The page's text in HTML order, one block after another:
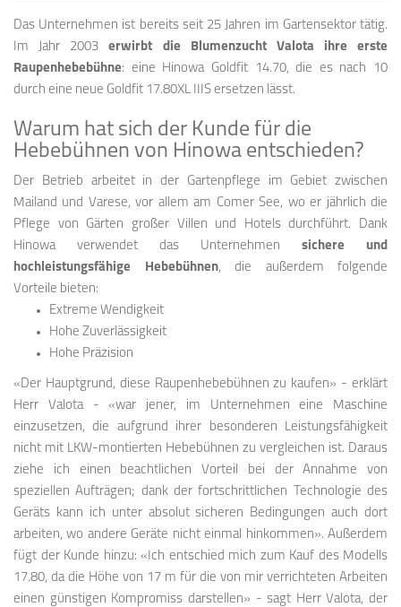
Das Unternehmen ist bereits seit 25 Jahren im Gartensektor tätig.
Im Jahr 2003 erwirbt die Blumenzucht Valota ihre erste
Raupenhebebühne: eine Hinowa Goldfit 14.70, die es nach 10
durch eine neue Goldfit 17.80XL IIIS ersetzen lässt.
Warum hat sich der Kunde für die
Hebebühnen von Hinowa entschieden?
Der Betrieb arbeitet in der Gartenpflege im Gebiet zwischen
Mailand und Varese, vor allem am Comer See, wo er jährlich die
Pflege von Gärten großer Villen und Hotels durchführt. Dank
Hinowa verwendet das Unternehmen sichere und
hochleistungsfähige Hebebühnen, die außerdem folgende
Vorteile bieten:
Extreme Wendigkeit
Hohe Zuverlässigkeit
Hohe Präzision
«Der Hauptgrund, diese Raupenhebebühnen zu kaufen» - erklärt
Herr Valota - «war jener, im Unternehmen eine Maschine
einzusetzen, die aufgrund ihrer besonderen Leistungsfähigkeit
nicht mit LKW-montierten Hebebühnen zu vergleichen ist. Daraus
ziehe ich einen beachtlichen Vorteil bei der Annahme von
speziellen Aufträgen; dank der fortschrittlichen Technologie des
Geräts kann ich unter absolut sicheren Bedingungen auch dort
arbeiten, wo andere Geräte nicht einmal hinkommen». Außerdem
fügt der Kunde hinzu: «Ich entschied mich zum Kauf des Modells
17.80, da die Höhe von 17 m für die von mir verrichteten Arbeiten
einen günstigen Kompromiss darstellen» - sagt Herr Valota, der